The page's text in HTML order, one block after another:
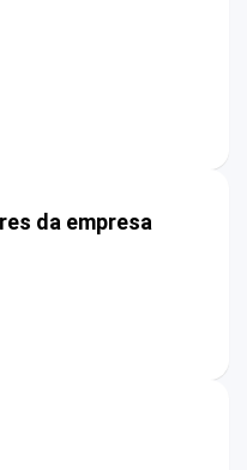
da empresa